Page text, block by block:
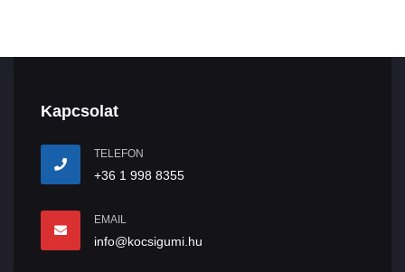
Kapcsolat
TELEFON
+36 1 998 8355
EMAIL
info@kocsigumi.hu